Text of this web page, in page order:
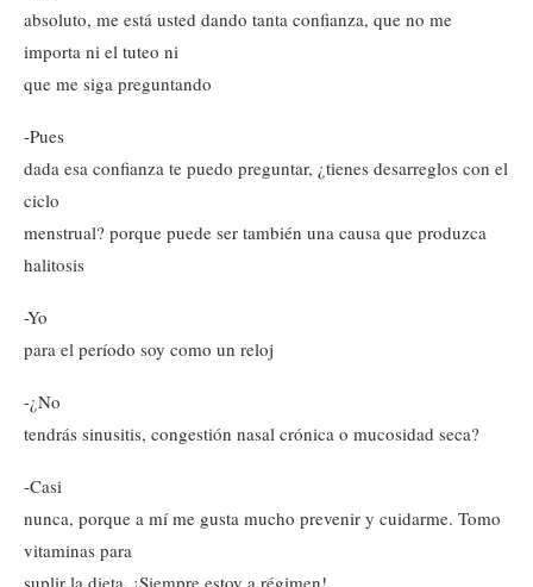
absoluto, me está usted dando tanta confianza, que no me
importa ni el tuteo ni
que me siga preguntando
-Pues
dada esa confianza te puedo preguntar, ¿tienes desarreglos con el
ciclo
menstrual? porque puede ser también una causa que produzca
halitosis
-Yo
para el período soy como un reloj
-¿No
tendrás sinusitis, congestión nasal crónica o mucosidad seca?
-Casi
nunca, porque a mí me gusta mucho prevenir y cuidarme. Tomo
vitaminas para
suplir la dieta. ¡Siempre estoy a régimen!